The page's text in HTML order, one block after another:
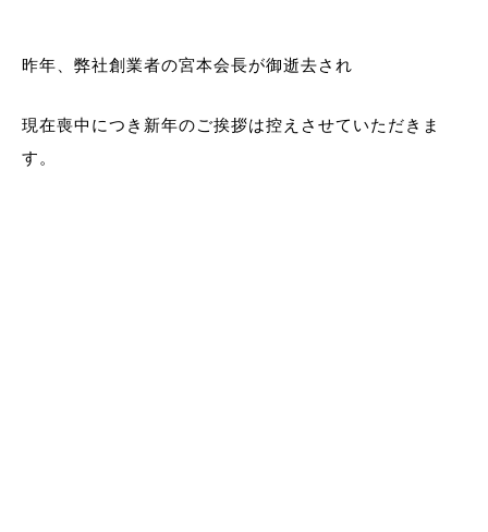
昨年、弊社創業者の宮本会長が御逝去され
現在喪中につき新年のご挨拶は控えさせていただきま
す。